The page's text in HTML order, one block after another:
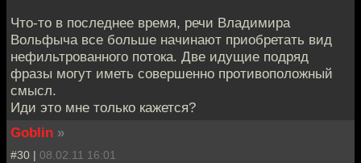
Что-то в последнее время, речи Владимира
Вольфыча все больше начинают приобретать вид
нефильтрованного потока. Две идущие подряд
фразы могут иметь совершенно противоположный
смысл.
Иди это мне только кажется?
Goblin »
#30 | 08.02.11 16:01